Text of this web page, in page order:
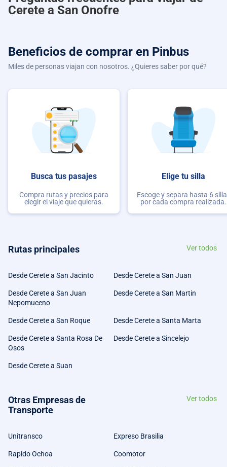
Cerete a San Onofre
Beneficios de comprar en Pinbus
Miles de personas viajan con nosotros. ¿Quieres saber por qué?
Busca tus pasajes
Compra rutas y precios para
elegir el viaje que quieras.
Elige tu silla
Escoge y separa hasta 6
por cada compra realizada.
Rutas principales Ver todos
Desde Cerete a San Jacinto Desde Cerete a San Juan
Desde Cerete a San Juan
Nepomuceno
Desde Cerete a San Martin
Desde Cerete a San Roque Desde Cerete a Santa Marta
Desde Cerete a Santa Rosa De
Osos
Desde Cerete a Sincelejo
Desde Cerete a Suan
Otras Empresas de
Transporte
Ver todos
Unitransco Expreso Brasilia
Rapido Ochoa Coomotor